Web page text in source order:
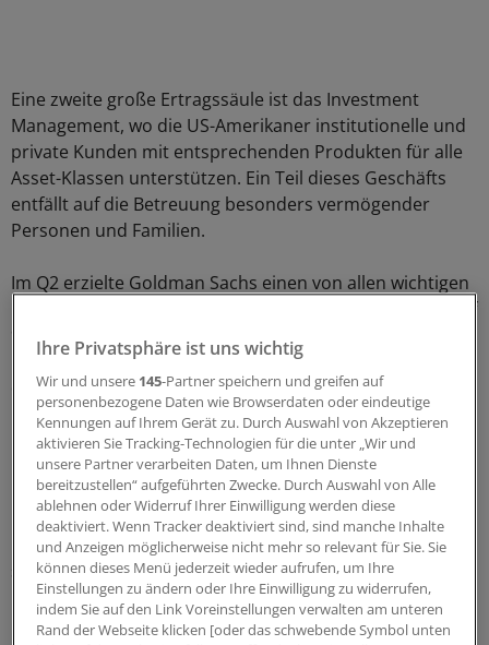
Eine zweite große Ertragssäule ist das Investment
Management, wo die US-Amerikaner institutionelle und
private Kunden mit entsprechenden Produkten für alle
Asset-Klassen unterstützen. Ein Teil dieses Geschäfts
entfällt auf die Betreuung besonders vermögender
Personen und Familien.
Im Q2 erzielte Goldman Sachs einen von allen wichtigen
9,4 Milliarden Dollar. Während das Vorsteuerergebnis
um 31 Prozent auf 3,3 Milliarden Dollar zulegte, sprang
der Gewinn je Aktie um satte 51,4 Prozent auf 5,98
Dollar.
Keine Überraschung stellt der Wechsel an der
Unternehmensspitze dar. Der seit 2003 amtierende
Direktor Lloyd Blankfein wird Ende September vom
bisherigen COO David Solomon abgelöst. Letzterer ist
seit 1999 im Unternehmen und bringt so den
notwendigen Stallgeruch mit.
Ihre Privatsphäre ist uns wichtig
Wir und unsere 145-Partner speichern und greifen auf
personenbezogene Daten wie Browserdaten oder eindeutige
Kennungen auf Ihrem Gerät zu. Durch Auswahl von Akzeptieren
aktivieren Sie Tracking-Technologien für die unter „Wir und
unsere Partner verarbeiten Daten, um Ihnen Dienste
bereitzustellen“ aufgeführten Zwecke. Durch Auswahl von Alle
ablehnen oder Widerruf Ihrer Einwilligung werden diese
deaktiviert. Wenn Tracker deaktiviert sind, sind manche Inhalte
und Anzeigen möglicherweise nicht mehr so relevant für Sie. Sie
können dieses Menü jederzeit wieder aufrufen, um Ihre
Einstellungen zu ändern oder Ihre Einwilligung zu widerrufen,
indem Sie auf den Link Voreinstellungen verwalten am unteren
Rand der Webseite klicken [oder das schwebende Symbol unten